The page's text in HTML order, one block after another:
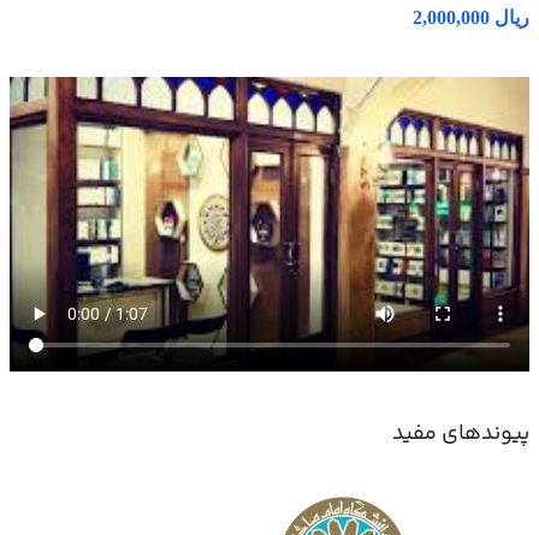
ریال
پیوندهای مفید